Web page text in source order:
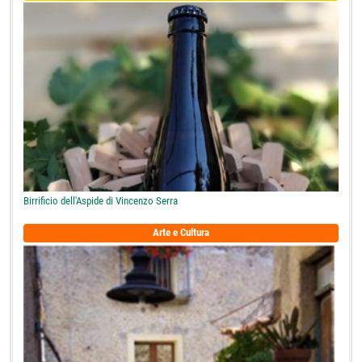
Birrificio dell'Aspide di Vincenzo Serra
Arte e Cultura